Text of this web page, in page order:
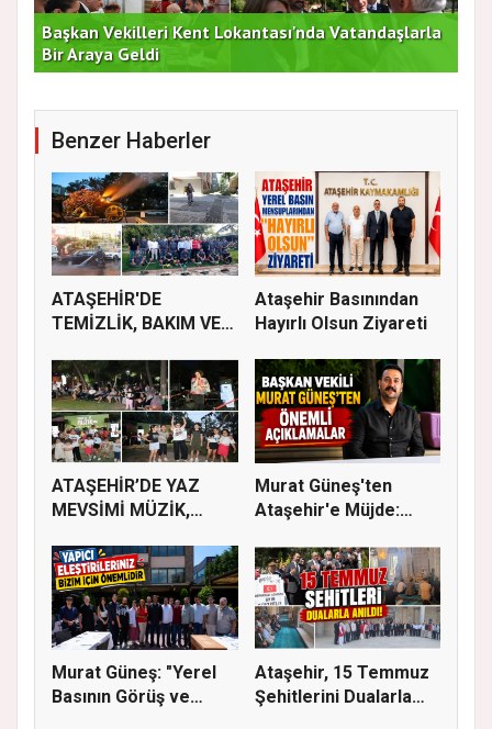
Başkan Vekilleri Kent Lokantası'nda Vatandaşlarla
Bir Araya Geldi
Benzer Haberler
ATAŞEHİR'DE
TEMİZLİK, BAKIM VE
Ataşehir Basınından
Hayırlı Olsun Ziyareti
ATAŞEHİR’DE YAZ
MEVSİMİ MÜZİK,
Murat Güneş'ten
Ataşehir'e Müjde:
Murat Güneş: "Yerel
Basının Görüş ve
Ataşehir, 15 Temmuz
Şehitlerini Dualarla